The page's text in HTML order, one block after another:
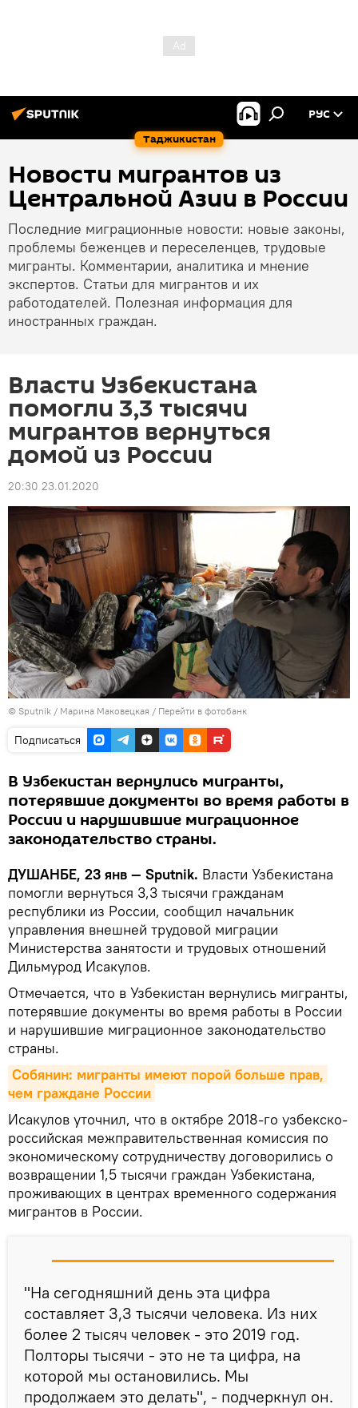
Таджикистан
РУС
Новости мигрантов из
Центральной Азии в России
Последние миграционные новости: новые законы,
проблемы беженцев и переселенцев, трудовые
мигранты. Комментарии, аналитика и мнение
экспертов. Статьи для мигрантов и их
работодателей. Полезная информация для
иностранных граждан.
Власти Узбекистана
помогли 3,3 тысячи
мигрантов вернуться
домой из России
20:30 23.01.2020
© Sputnik / Марина Маковецкая / Перейти в фотобанк
Подписаться
В Узбекистан вернулись мигранты,
потерявшие документы во время работы в
России и нарушившие миграционное
законодательство страны.
ДУШАНБЕ, 23 янв — Sputnik. Власти Узбекистана
помогли вернуться 3,3 тысячи гражданам
республики из России, сообщил начальник
управления внешней трудовой миграции
Министерства занятости и трудовых отношений
Дильмурод Исакулов.
Отмечается, что в Узбекистан вернулись мигранты,
потерявшие документы во время работы в России
и нарушившие миграционное законодательство
страны.
Собянин: мигранты имеют порой больше прав,
чем граждане России
Исакулов уточнил, что в октябре 2018-го узбекско-
российская межправительственная комиссия по
экономическому сотрудничеству договорились о
возвращении 1,5 тысячи граждан Узбекистана,
проживающих в центрах временного содержания
мигрантов в России.
"На сегодняшний день эта цифра
составляет 3,3 тысячи человека. Из них
более 2 тысяч человек - это 2019 год.
Полторы тысячи - это не та цифра, на
которой мы остановились. Мы
продолжаем это делать", - подчеркнул он.